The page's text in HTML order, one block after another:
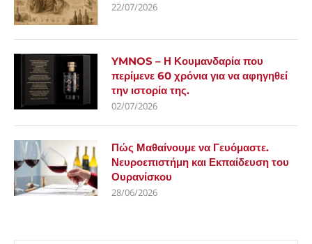
22/07/2026
YMNOS – Η Κουμανδαρία που
περίμενε 60 χρόνια για να αφηγηθεί
την ιστορία της.
02/07/2026
Πώς Μαθαίνουμε να Γευόμαστε.
Νευροεπιστήμη και Εκπαίδευση του
Ουρανίσκου
28/06/2026